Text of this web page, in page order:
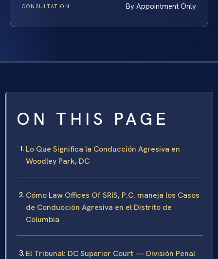
CONSULTATION By Appointment Only
ON THIS PAGE
Lo Que Significa la Conducción Agresiva en
Woodley Park, DC
Cómo Law Offices Of SRIS, P.C. maneja los Casos
de Conducción Agresiva en el Distrito de
Columbia
El Tribunal: DC Superior Court — División Penal